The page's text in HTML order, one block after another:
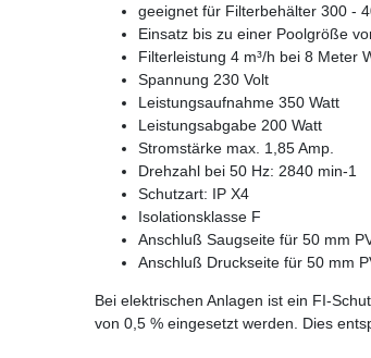
geeignet für Filterbehälter 300 -
Einsatz bis zu einer Poolgröße
Filterleistung 4 m³/h bei 8 Meter
Spannung 230 Volt
Leistungsaufnahme 350 Watt
Leistungsabgabe 200 Watt
Stromstärke max. 1,85 Amp.
Drehzahl bei 50 Hz: 2840 min-1
Schutzart: IP X4
Isolationsklasse F
Anschluß Saugseite für 50 mm
Anschluß Druckseite für 50 mm
Bei elektrischen Anlagen ist ein FI-
von 0,5 % eingesetzt werden. Dies